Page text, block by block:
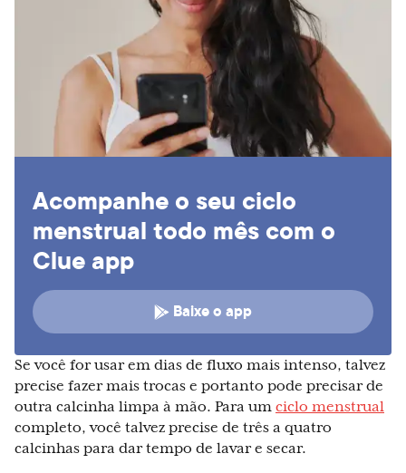
Acompanhe o seu ciclo
menstrual todo mês com o
Clue app
Baixe o app
Se você for usar em dias de fluxo mais intenso, talvez
precise fazer mais trocas e portanto pode precisar de
outra calcinha limpa à mão. Para um ciclo menstrual
completo, você talvez precise de três a quatro
calcinhas para dar tempo de lavar e secar.